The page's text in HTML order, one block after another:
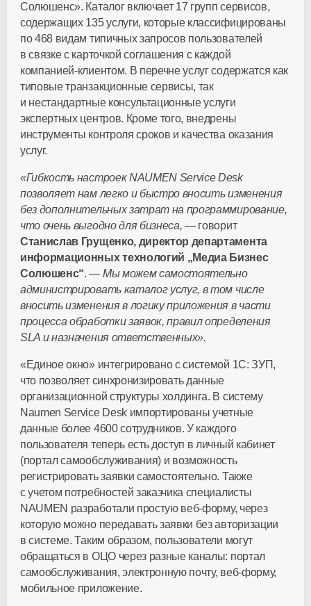
Солюшенс». Каталог включает 17 групп сервисов,
содержащих 135 услуги, которые классифицированы
по 468 видам типичных запросов пользователей
в связке с карточкой соглашения с каждой
компанией-клиентом. В перечне услуг содержатся как
типовые транзакционные сервисы, так
и нестандартные консультационные услуги
экспертных центров. Кроме того, внедрены
инструменты контроля сроков и качества оказания
услуг.
«Гибкость настроек NAUMEN Service Desk
позволяет нам легко и быстро вносить изменения
без дополнительных затрат на программирование,
что очень выгодно для бизнеса,— говорит
Станислав Грущенко, директор департамента
информационных технологий „Медиа Бизнес
Солюшенс“. — Мы можем самостоятельно
администрировать каталог услуг, в том числе
вносить изменения в логику приложения в части
процесса обработки заявок, правил определения
SLA и назначения ответственных».
«Единое окно» интегрировано с системой 1С: ЗУП,
что позволяет синхронизировать данные
организационной структуры холдинга. В систему
Naumen Service Desk импортированы учетные
данные более 4600 сотрудников. У каждого
пользователя теперь есть доступ в личный кабинет
(портал самообслуживания) и возможность
регистрировать заявки самостоятельно. Также
с учетом потребностей заказчика специалисты
NAUMEN разработали простую веб-форму, через
которую можно передавать заявки без авторизации
в системе. Таким образом, пользователи могут
обращаться в ОЦО через разные каналы: портал
самообслуживания, электронную почту, веб-форму,
мобильное приложение.